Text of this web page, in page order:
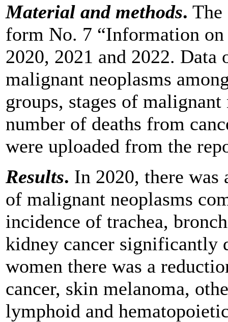
Material and methods. The
form No. 7 “Information
2020, 2021 and 2022. Data
malignant neoplasms
groups, stages of
number of deaths from
were uploaded from the
Results. In 2020, there was
of malignant neoplasms
incidence of trachea,
kidney cancer significantly
women there was a
cancer, skin melanoma,
lymphoid and